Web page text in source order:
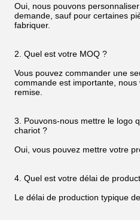
Oui, nous pouvons
demande, sauf pour certaines
fabriquer.
2. Quel est votre MOQ ?
Vous pouvez commander une
commande est importante,
remise.
3. Pouvons-nous mettre le logo
chariot ?
Oui, vous pouvez mettre votre
4. Quel est votre délai de
Le délai de production typique